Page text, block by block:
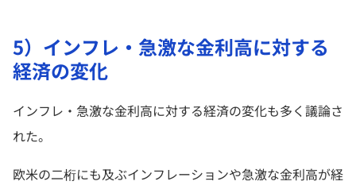
5）インフレ・急激な金利高に対する
経済の変化
インフレ・急激な金利高に対する経済の変化も多く議論さ
れた。
欧米の二桁にも及ぶインフレーションや急激な金利高が経